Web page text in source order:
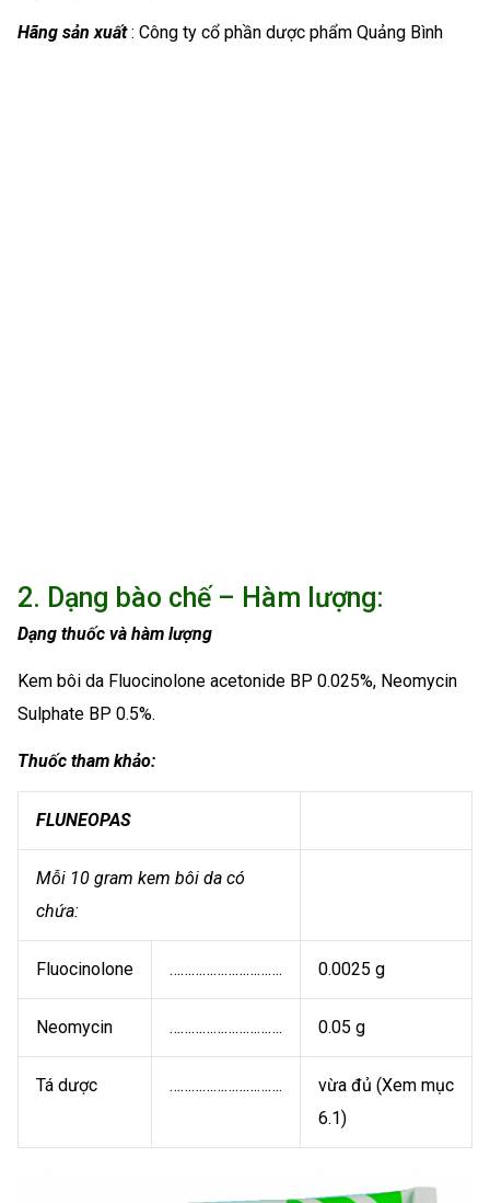
Hãng sản xuất: Công ty cổ phần dược phẩm Quảng Bình
2. Dạng bào chế – Hàm lượng:
Dạng thuốc và hàm lượng
Kem bôi da Fluocinolone acetonide BP 0.025%, Neomycin
Sulphate BP 0.5%.
Thuốc tham khảo:
FLUNEOPAS
Mỗi 10 gram kem bôi da có
chứa:
Fluocinolone …………………………. 0.0025 g
Neomycin …………………………. 0.05 g
Tá dược ………………………….
vừa đủ (Xem mục
6.1)